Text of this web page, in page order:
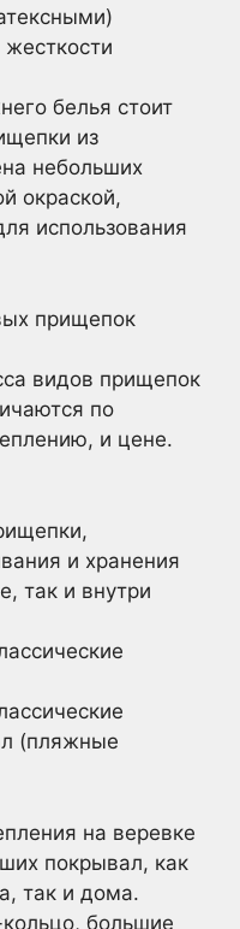
белья стоит
из
небольших
окраской,
использования
прищепок
видов прищепок
по
и цене.
и хранения
так и внутри
(пляжные
на веревке
покрывал, как
так и дома.
большие